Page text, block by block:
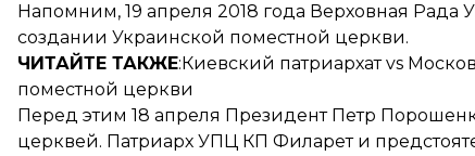
Напомним, 19 апреля 2018 года Верховная Рада
создании Украинской поместной церкви.
ЧИТАЙТЕ ТАКЖЕ:Киевский патриархат vs
поместной церкви
Перед этим 18 апреля Президент Петр
церквей. Патриарх УПЦ КП Филарет и